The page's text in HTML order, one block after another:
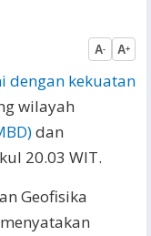
A- A+
dengan kekuatan
wilayah
dan
20.03 WIT.
Geofisika